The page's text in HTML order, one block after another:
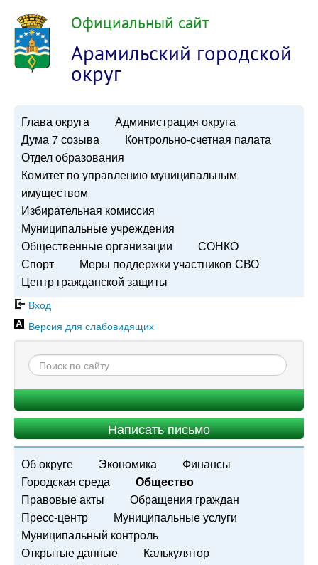
Официальный сайт
Арамильский городской
округ
Глава округа
Администрация округа
Дума 7 созыва
Контрольно-счетная палата
Отдел образования
Комитет по управлению муниципальным
имуществом
Избирательная комиссия
Муниципальные учреждения
Общественные организации
СОНКО
Спорт
Меры поддержки участников СВО
Центр гражданской защиты
Вход
Версия для слабовидящих
Написать письмо
Об округе Экономика
Финансы
Городская среда
Общество
Правовые акты
Обращения граждан
Пресс-центр
Муниципальные услуги
Муниципальный контроль
Открытые данные
Калькулятор